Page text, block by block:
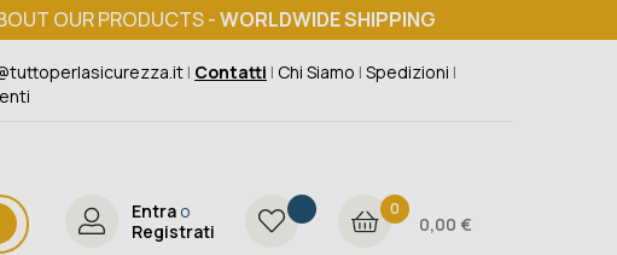
OUR PRODUCTS -WORLDWIDE SHIPPING
| Contatti | Chi Siamo | Spedizioni |
Entra o
Registrati
0
0,00 €